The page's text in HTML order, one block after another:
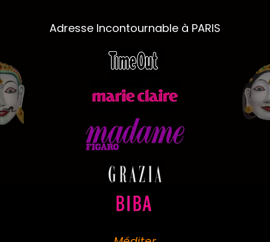
Adresse Incontournable à PARIS